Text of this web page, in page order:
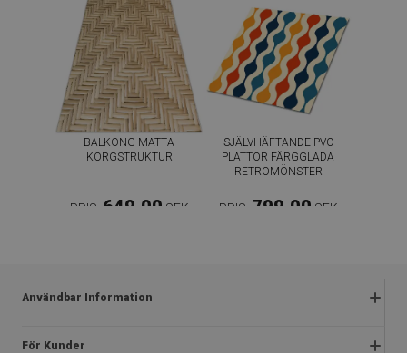
BALKONG MATTA
KORGSTRUKTUR
PRIS: 649.00 SEK
SJÄLVHÄFTANDE PVC
PLATTOR FÄRGGLADA
RETROMÖNSTER
PRIS: 799.00 SEK
Användbar Information
Reklamationer
För Kunder